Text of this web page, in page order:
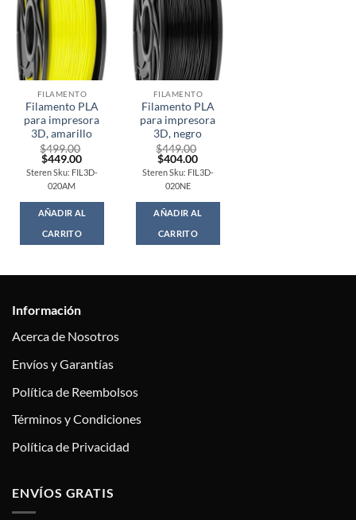
FILAMENTO
Filamento PLA
para impresora
3D, amarillo
$499.00
Original
price
was:
$499.00.
$449.00Current
price
is:
Steren Sku: FIL3D-
020AM
AÑADIR AL
CARRITO
FILAMENTO
Filamento PLA
para impresora
3D, negro
$449.00
Original
price
was:
$449.00.
$404.00Current
price
is:
Steren Sku: FIL3D-
020NE
AÑADIR AL
CARRITO
Información
Acerca de Nosotros
Envíos y Garantías
Política de Reembolsos
Términos y Condiciones
Política de Privacidad
ENVÍOS GRATIS